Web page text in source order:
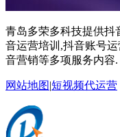
青岛多荣多科技提供抖
音运营培训,抖音账号
音营销等多项服务内容.
网站地图|短视频代运营